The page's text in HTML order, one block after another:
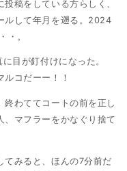
稿をしている方らしく、
ルして年月を遡る。2024
・。
目が釘付けになった。
コだーー！！
わててコートの前を正し
、マフラーをかなぐり捨て
てみると、ほんの7分前だ